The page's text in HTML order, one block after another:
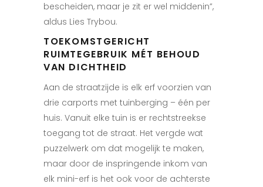
bescheiden, maar je zit er wel middenin”,
aldus Lies Trybou.
TOEKOMSTGERICHT
RUIMTEGEBRUIK MÉT BEHOUD
VAN DICHTHEID
Aan de straatzijde is elk erf voorzien van
drie carports met tuinberging – één per
huis. Vanuit elke tuin is er rechtstreekse
toegang tot de straat. Het vergde wat
puzzelwerk om dat mogelijk te maken,
maar door de inspringende inkom van
elk mini-erf is het ook voor de achterste